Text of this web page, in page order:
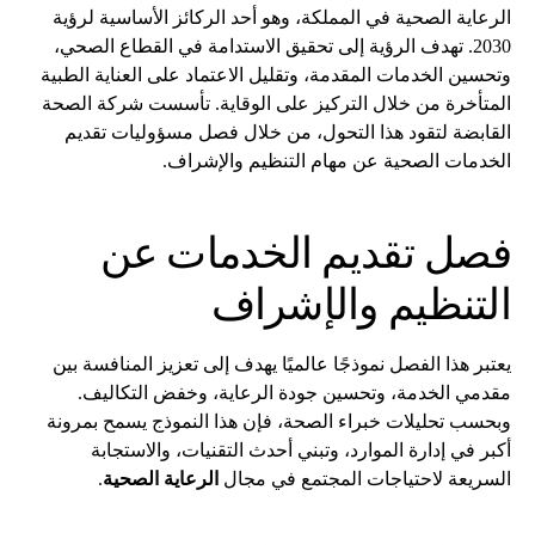
الرعاية الصحية في المملكة، وهو أحد الركائز الأساسية لرؤية
2030. تهدف الرؤية إلى تحقيق الاستدامة في القطاع الصحي،
وتحسين الخدمات المقدمة، وتقليل الاعتماد على العناية الطبية
المتأخرة من خلال التركيز على الوقاية. تأسست شركة الصحة
القابضة لتقود هذا التحول، من خلال فصل مسؤوليات تقديم
الخدمات الصحية عن مهام التنظيم والإشراف.
فصل تقديم الخدمات عن
التنظيم والإشراف
يعتبر هذا الفصل نموذجًا عالميًا يهدف إلى تعزيز المنافسة بين
مقدمي الخدمة، وتحسين جودة الرعاية، وخفض التكاليف.
وبحسب تحليلات خبراء الصحة، فإن هذا النموذج يسمح بمرونة
أكبر في إدارة الموارد، وتبني أحدث التقنيات، والاستجابة
السريعة لاحتياجات المجتمع في مجال الرعاية الصحية.